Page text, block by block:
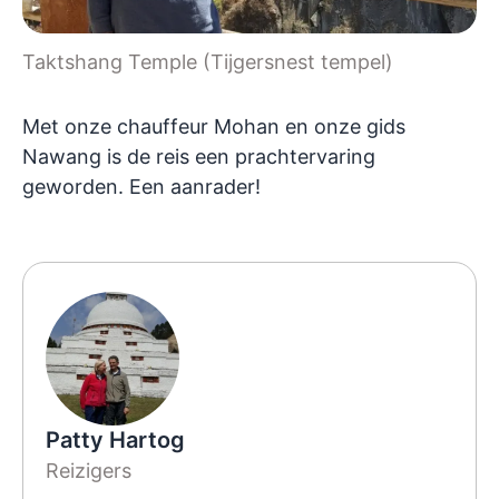
Taktshang Temple (Tijgersnest tempel)
Met onze chauffeur Mohan en onze gids
Nawang is de reis een prachtervaring
geworden. Een aanrader!
Patty Hartog
Reizigers